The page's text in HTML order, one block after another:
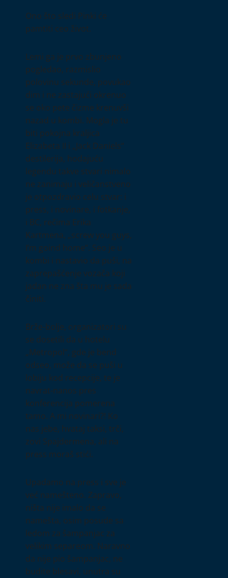
Ono što sledi Pinki će
pamtiti ceo život.
Lemi ga je prvo zbunjeno
pogledao, razmislio
polovinu sekunde, povukao
dim i ne zastajući okrenuo
se oko pete čizme krenuvši
nazad u kombi. Mogla je tu
biti pokojna kraljica
Elizabeta II i „Jack Daniels“
destilerija, hodajuću
legendu takve stvari nimalo
ne zanimaju i veličanstveno
je otpozdravio celu stvar: i
press, i novinare, i fotkanje,
i BC, rečima Erika
Kartmena, „screw you guys,
I’m goind home“. Seo je u
kombi i nastavio da puši, na
zaprepašćenje vozača koji
jadan ne zna šta mu je sada
činiti.
Brže-bolje, organizatori su
se dosetili da u hotelu
„Metropol“, gde je bend
odseo, može da se puši u
lobiju kod recepcije, te je
navrat-nanos pres
konferencija pomerena
tamo. A mi novinari?! Ko
nas jebe, hvataj taksi, trči,
zovi Spajdermena, ali na
press moraš stići.
Upadamo na press i sve je
već namešteno. Zapravo,
ništa nije imalo da se
namešta, osim posude sa
ledom za šampanjac za
velikim separeom. Naravno
da nije pio šampanjac, ne
budite blesavi, unutra su